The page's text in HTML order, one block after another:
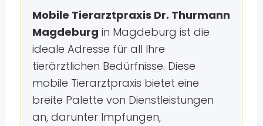
Mobile Tierarztpraxis Dr. Thurmann
Magdeburg in Magdeburg ist die
ideale Adresse für all Ihre
tierärztlichen Bedürfnisse. Diese
mobile Tierarztpraxis bietet eine
breite Palette von Dienstleistungen
an, darunter Impfungen,